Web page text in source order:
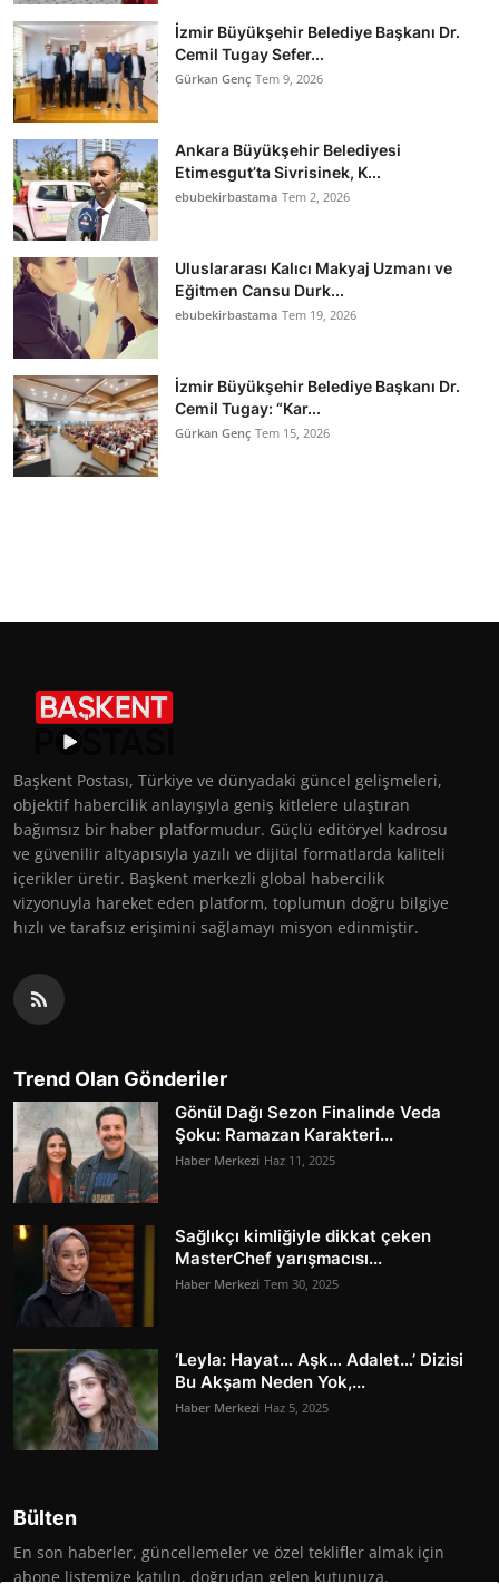
İzmir Büyükşehir Belediye Başkanı Dr.
Cemil Tugay Sefer...
Gürkan Genç Tem 9, 2026
Ankara Büyükşehir Belediyesi
Etimesgut’ta Sivrisinek, K...
ebubekirbastama Tem 2, 2026
Uluslararası Kalıcı Makyaj Uzmanı ve
Eğitmen Cansu Durk...
ebubekirbastama Tem 19, 2026
İzmir Büyükşehir Belediye Başkanı Dr.
Cemil Tugay: “Kar...
Gürkan Genç Tem 15, 2026
Başkent Postası, Türkiye ve dünyadaki güncel gelişmeleri,
objektif habercilik anlayışıyla geniş kitlelere ulaştıran
bağımsız bir haber platformudur. Güçlü editöryel kadrosu
ve güvenilir altyapısıyla yazılı ve dijital formatlarda kaliteli
içerikler üretir. Başkent merkezli global habercilik
vizyonuyla hareket eden platform, toplumun doğru bilgiye
hızlı ve tarafsız erişimini sağlamayı misyon edinmiştir.
Trend Olan Gönderiler
Gönül Dağı Sezon Finalinde Veda
Şoku: Ramazan Karakteri...
Haber Merkezi Haz 11, 2025
Sağlıkçı kimliğiyle dikkat çeken
MasterChef yarışmacısı...
Haber Merkezi Tem 30, 2025
‘Leyla: Hayat… Aşk… Adalet…’ Dizisi
Bu Akşam Neden Yok,...
Haber Merkezi Haz 5, 2025
Bülten
En son haberler, güncellemeler ve özel teklifler almak için
abone listemize katılın, doğrudan gelen kutunuza.